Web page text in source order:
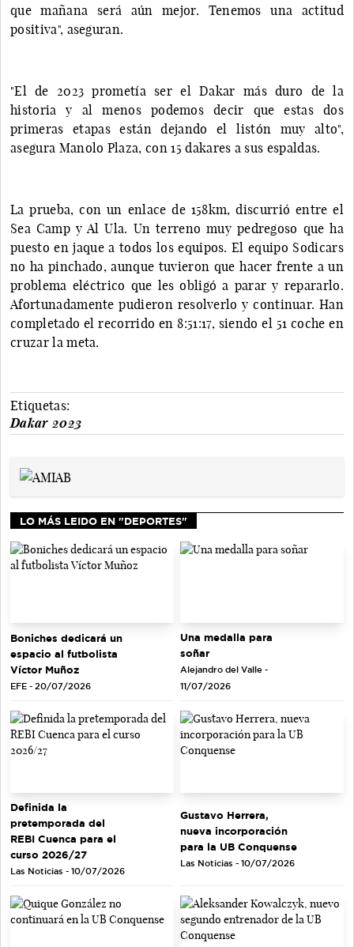
que mañana será aún mejor. Tenemos una actitud
positiva", aseguran.
"El de 2023 prometía ser el Dakar más duro de la
historia y al menos podemos decir que estas dos
primeras etapas están dejando el listón muy alto",
asegura Manolo Plaza, con 15 dakares a sus espaldas.
La prueba, con un enlace de 158km, discurrió entre el
Sea Camp y Al Ula. Un terreno muy pedregoso que ha
puesto en jaque a todos los equipos. El equipo Sodicars
no ha pinchado, aunque tuvieron que hacer frente a un
problema eléctrico que les obligó a parar y repararlo.
Afortunadamente pudieron resolverlo y continuar. Han
completado el recorrido en 8:51:17, siendo el 51 coche en
cruzar la meta.
Etiquetas:
Dakar 2023
LO MÁS LEIDO EN "DEPORTES"
Boniches dedicará un
espacio al futbolista
Víctor Muñoz
EFE - 20/07/2026
Una medalla para
soñar
Alejandro del Valle -
11/07/2026
Definida la
pretemporada del
REBI Cuenca para el
curso 2026/27
Las Noticias - 10/07/2026
Gustavo Herrera,
nueva incorporación
para la UB Conquense
Las Noticias - 10/07/2026